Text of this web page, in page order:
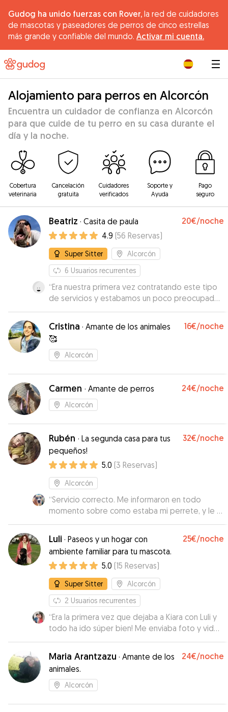
Gudog ha unido fuerzas con Rover, la red de cuidadores
de mascotas y paseadores de perros de cinco estrellas
más grande y confiable del mundo. Activar mi cuenta.
Alojamiento para perros en Alcorcón
Encuentra un cuidador de confianza en Alcorcón
para que cuide de tu perro en su casa durante el
día y la noche.
Cobertura
veterinaria
Cancelación
gratuita
Cuidadores
verificados
Soporte y
Ayuda
Pago
seguro
Beatriz · Casita de paula 20€/noche
4.9 (56 Reservas)
Super Sitter
Alcorcón
6 Usuarios recurrentes
“Era nuestra primera vez contratando este tipo
de servicios y estabamos un poco preocupados
por como se quedaria el perro pero desde el
minuto uno Beatriz conectó con Moe y ya se fue
con ella sin llorar ni nada, en todo momento nos
mando fotos y videos del perro y todo genial.
Cuando fuimos a recogerlo le fue a dar besos
Volveremos a contar con ella si necesitamos
otra vez dejarlo con alguien. Gracias por todo!!”
Cristina · Amante de los animales
🥰
16€/noche
Alcorcón
Carmen · Amante de perros 24€/noche
Alcorcón
Rubén · La segunda casa para tus
pequeños!
32€/noche
5.0 (3 Reservas)
Alcorcón
“Servicio correcto. Me informaron en todo
momento sobre como estaba mi perrete, y le vi
contento.”
Luli · Paseos y un hogar con
ambiente familiar para tu mascota.
25€/noche
5.0 (15 Reservas)
Super Sitter
Alcorcón
2 Usuarios recurrentes
“Era la primera vez que dejaba a Kiara con Luli y
todo ha ido súper bien! Me enviaba foto y video
para estar informada. Se nota que cuida con
mucho cariño
Maria Arantzazu · Amante de los
animales.
24€/noche
Alcorcón